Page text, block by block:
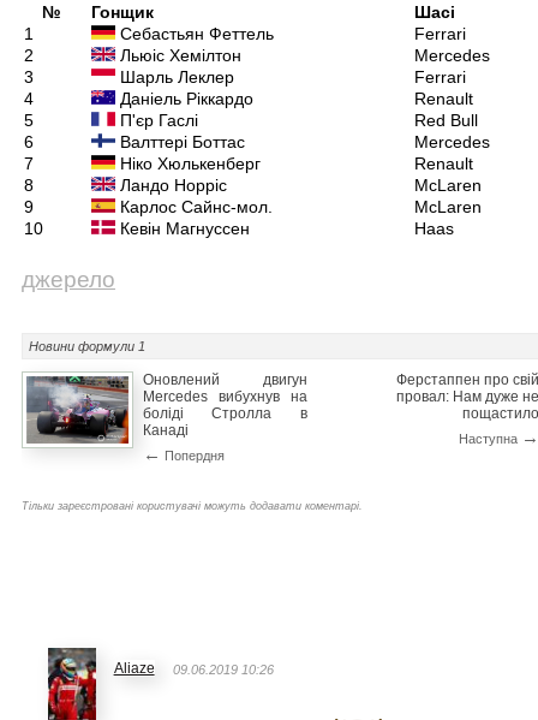
№ Гонщик
Шасі
1
Себастьян Феттель
Ferrari
2
Льюіс Хемілтон
Mercedes
3
Шарль Леклер
Ferrari
4
Даніель Ріккардо
Renault
5
П'єр Гаслі
Red Bull
6
Валттері Боттас
Mercedes
7
Ніко Хюлькенберг
Renault
8
Ландо Норріс
McLaren
9
Карлос Сайнс-мол.
McLaren
10
Кевін Магнуссен Haas
джерело
Новини формули 1
Оновлений двигун
Mercedes вибухнув на
боліді Стролла в
Канаді
← Попердня
Ферстаппен про свій
провал: Нам дуже не
пощастило
Наступна →
Тільки зареєстровані користувачі можуть додавати коментарі.
Aliaze 09.06.2019 10:26